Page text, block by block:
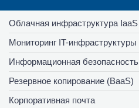
Облачная инфраструктура IaaS
Мониторинг IT-инфраструктуры
Информационная безопасность
Резервное копирование (BaaS)
Корпоративная почта